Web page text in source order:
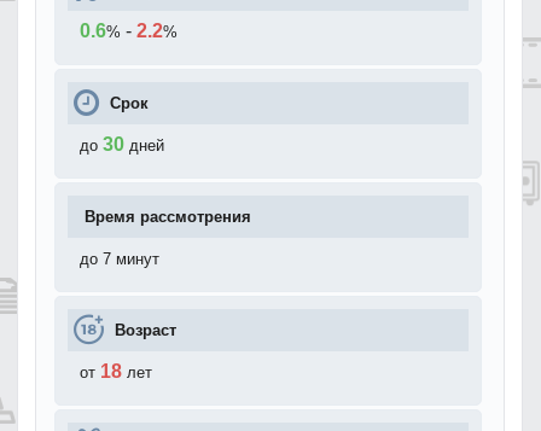
0.6% - 2.2%
Срок
до 30 дней
Время рассмотрения
до 7 минут
Возраст
от 18 лет